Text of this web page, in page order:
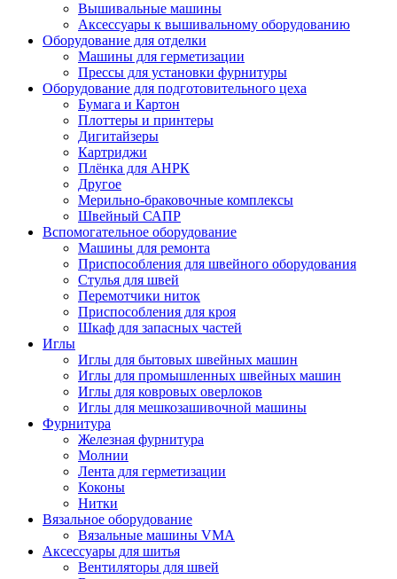
Вышивальные машины
Аксессуары к вышивальному оборудованию
Оборудование для отделки
Машины для герметизации
Прессы для установки фурнитуры
Оборудование для подготовительного цеха
Бумага и Картон
Плоттеры и принтеры
Дигитайзеры
Картриджи
Плёнка для АНРК
Другое
Мерильно-браковочные комплексы
Швейный САПР
Вспомогательное оборудование
Машины для ремонта
Приспособления для швейного оборудования
Стулья для швей
Перемотчики ниток
Приспособления для кроя
Шкаф для запасных частей
Иглы
Иглы для бытовых швейных машин
Иглы для промышленных швейных машин
Иглы для ковровых оверлоков
Иглы для мешкозашивочной машины
Фурнитура
Железная фурнитура
Молнии
Лента для герметизации
Коконы
Нитки
Вязальное оборудование
Вязальные машины VMA
Аксессуары для шитья
Вентиляторы для швей